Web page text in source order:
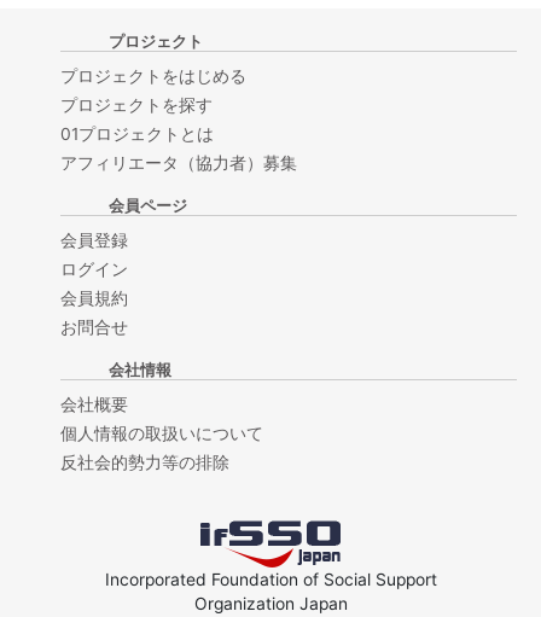
プロジェクト
プロジェクトをはじめる
プロジェクトを探す
01プロジェクトとは
アフィリエータ（協力者）募集
会員ページ
会員登録
ログイン
会員規約
お問合せ
会社情報
会社概要
個人情報の取扱いについて
反社会的勢力等の排除
Incorporated Foundation of Social Support
Organization Japan